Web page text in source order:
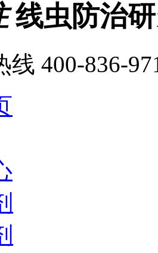
线虫防治
线 400-836-